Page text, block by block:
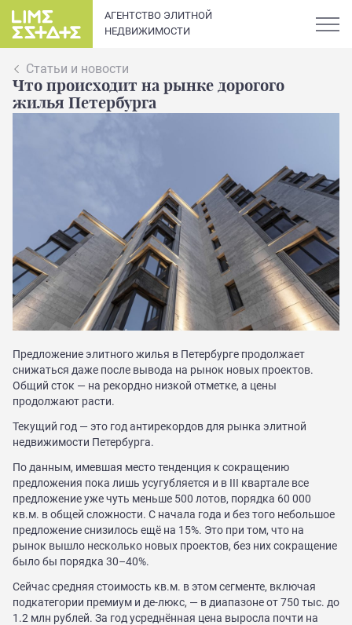
АГЕНТСТВО ЭЛИТНОЙ
НЕДВИЖИМОСТИ
Карьера
Новости и статьи
Отзывы
Элитная недвижимость в
Санкт-Петербурге: каталог
квартир и апартаментов
премиум-класса
Продать
Сдать
Закрытые продажи
Статьи и новости
Что происходит на рынке дорогого
жилья Петербурга
Предложение элитного жилья в Петербурге продолжает
снижаться даже после вывода на рынок новых проектов.
Общий сток — на рекордно низкой отметке, а цены
продолжают расти.
Текущий год — это год антирекордов для рынка элитной
недвижимости Петербурга.
По данным, имевшая место тенденция к сокращению
предложения пока лишь усугубляется и в III квартале все
предложение уже чуть меньше 500 лотов, порядка 60 000
кв.м. в общей сложности. С начала года и без того небольшое
предложение снизилось ещё на 15%. Это при том, что на
рынок вышло несколько новых проектов, без них сокращение
было бы порядка 30–40%.
Сейчас средняя стоимость кв.м. в этом сегменте, включая
подкатегории премиум и де-люкс, — в диапазоне от 750 тыс. до
1.2 млн рублей. За год усреднённая цена выросла почти на